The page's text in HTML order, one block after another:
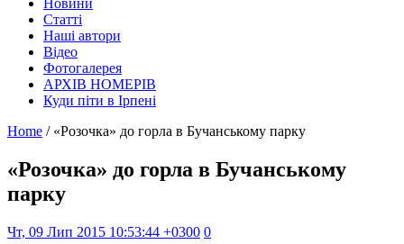
Новини
Статті
Наші автори
Відео
Фотогалерея
АРХІВ НОМЕРІВ
Куди піти в Ірпені
Home / «Розочка» до горла в Бучанському парку
«Розочка» до горла в Бучанському
парку
Чт, 09 Лип 2015 10:53:44 +0300 0